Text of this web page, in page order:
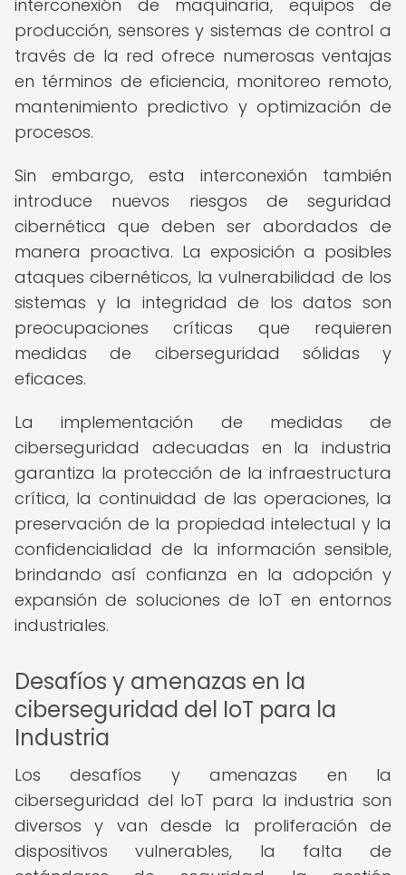
interconexión de maquinaria, equipos de
producción, sensores y sistemas de control a
través de la red ofrece numerosas ventajas
en términos de eficiencia, monitoreo remoto,
mantenimiento predictivo y optimización de
procesos.
Sin embargo, esta interconexión también
introduce nuevos riesgos de seguridad
cibernética que deben ser abordados de
manera proactiva. La exposición a posibles
ataques cibernéticos, la vulnerabilidad de los
sistemas y la integridad de los datos son
preocupaciones críticas que requieren
medidas de ciberseguridad sólidas y
eficaces.
La implementación de medidas de
ciberseguridad adecuadas en la industria
garantiza la protección de la infraestructura
crítica, la continuidad de las operaciones, la
preservación de la propiedad intelectual y la
confidencialidad de la información sensible,
brindando así confianza en la adopción y
expansión de soluciones de IoT en entornos
industriales.
Desafíos y amenazas en la
ciberseguridad del IoT para la
Industria
Los desafíos y amenazas en la
ciberseguridad del IoT para la industria son
diversos y van desde la proliferación de
dispositivos vulnerables, la falta de